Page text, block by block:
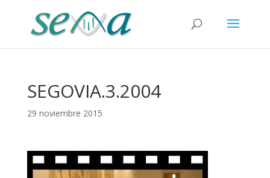
SEGOVIA.3.2004
29 noviembre 2015